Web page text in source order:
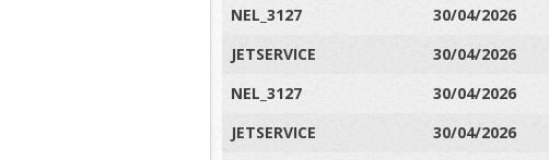
NEL_3127
30/04/2026
JETSERVICE
30/04/2026
NEL_3127
30/04/2026
JETSERVICE
30/04/2026